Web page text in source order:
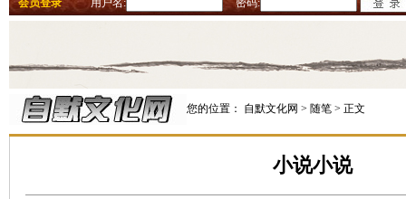
会员登录 用户名: 密码:
您的位置： 自默文化网 > 随笔 > 正文
小说小说